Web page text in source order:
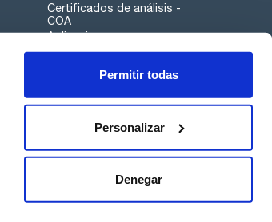
Permitir todas
Personalizar
Denegar
Certificados de análisis -
COA
Aplicaciones
Tabla Periódica
Canal de denuncias